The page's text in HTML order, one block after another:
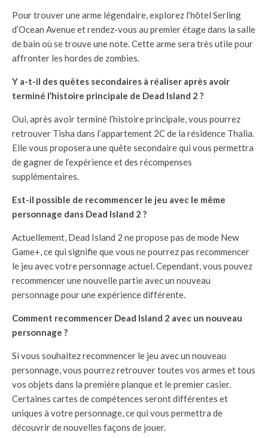
Pour trouver une arme légendaire, explorez l’hôtel Serling
d’Ocean Avenue et rendez-vous au premier étage dans la salle
de bain où se trouve une note. Cette arme sera très utile pour
affronter les hordes de zombies.
Y a-t-il des quêtes secondaires à réaliser après avoir
terminé l’histoire principale de Dead Island 2 ?
Oui, après avoir terminé l’histoire principale, vous pourrez
retrouver Tisha dans l’appartement 2C de la résidence Thalia.
Elle vous proposera une quête secondaire qui vous permettra
de gagner de l’expérience et des récompenses
supplémentaires.
Est-il possible de recommencer le jeu avec le même
personnage dans Dead Island 2 ?
Actuellement, Dead Island 2 ne propose pas de mode New
Game+, ce qui signifie que vous ne pourrez pas recommencer
le jeu avec votre personnage actuel. Cependant, vous pouvez
recommencer une nouvelle partie avec un nouveau
personnage pour une expérience différente.
Comment recommencer Dead Island 2 avec un nouveau
personnage ?
Si vous souhaitez recommencer le jeu avec un nouveau
personnage, vous pourrez retrouver toutes vos armes et tous
vos objets dans la première planque et le premier casier.
Certaines cartes de compétences seront différentes et
uniques à votre personnage, ce qui vous permettra de
découvrir de nouvelles façons de jouer.